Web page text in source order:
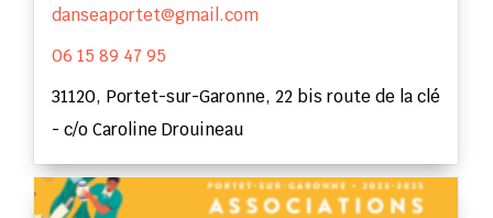
danseaportet@gmail.com
06 15 89 47 95
31120, Portet-sur-Garonne, 22 bis route de la clé
- c/o Caroline Drouineau